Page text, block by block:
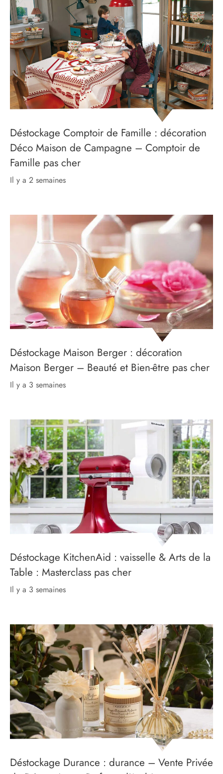
Déstockage Comptoir de Famille : décoration
Déco Maison de Campagne – Comptoir de
Famille pas cher
il y a 2 semaines
Déstockage Maison Berger : décoration
Maison Berger – Beauté et Bien-être pas cher
il y a 3 semaines
Déstockage KitchenAid : vaisselle & Arts de la
Table : Masterclass pas cher
il y a 3 semaines
Déstockage Durance : durance – Vente Privée